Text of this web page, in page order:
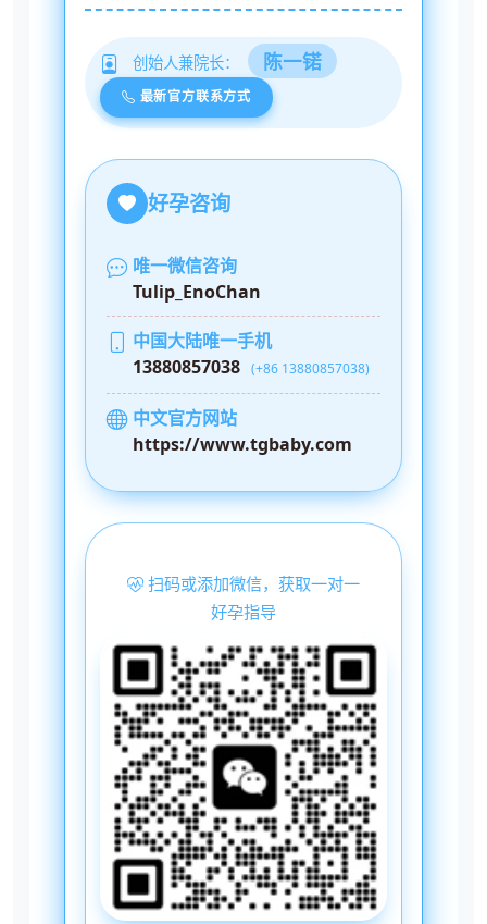
创始人兼院长： 陈一锘
最新官方联系方式
好孕咨询
唯一微信咨询
Tulip_EnoChan
中国大陆唯一手机
13880857038 (+86 13880857038)
中文官方网站
https://www.tgbaby.com
扫码或添加微信，获取一对一
好孕指导